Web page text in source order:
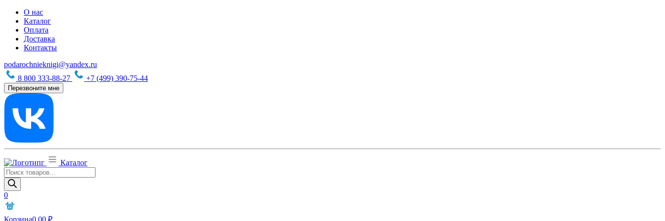
О нас
Каталог
Оплата
Доставка
Контакты
podarochnieknigi@yandex.ru
8 800 333-88-27
+7 (499) 390-75-44
Перезвоните мне
Каталог
Поиск
товаров
0
Корзина0,00 ₽